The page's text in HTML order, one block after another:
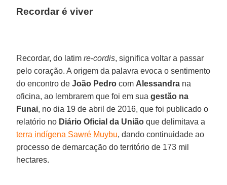
Recordar é viver
Recordar, do latim re-cordis, significa voltar a passar
pelo coração. A origem da palavra evoca o sentimento
do encontro deJoão Pedro com Alessandra na
oficina, ao lembrarem que foi em suagestão na
Funai, no dia 19 de abril de 2016, que foi publicado o
relatório no Diário Oficial da União que delimitava a
terra indígena Sawré Muybu, dando continuidade ao
processo de demarcação do território de 173 mil
hectares.